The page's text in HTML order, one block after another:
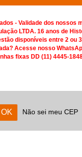
- Validade dos nossos
LTDA. 16 anos de
disponíveis entre 2 ou
Acesse nosso
fixas DD (11) 4445-
Não sei meu CEP